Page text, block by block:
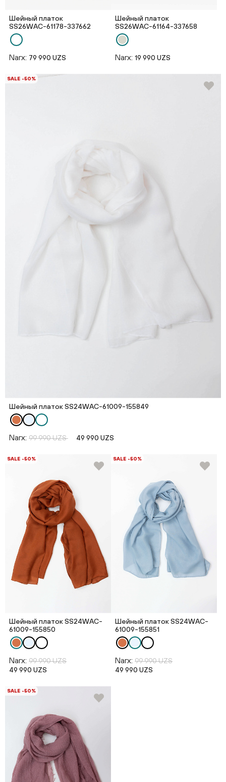
Шейный платок
SS26WAС-61178-337662
Narx: 79 990 UZS
Шейный платок
SS26WAС-61164-337658
Narx: 19 990 UZS
SALE -50%
Шейный платок SS24WAC-61009-155849
Narx: 99 990 UZS 49 990 UZS
SALE -50%
Шейный платок SS24WAC-
61009-155850
Narx: 99 990 UZS
49 990 UZS
SALE -50%
Шейный платок SS24WAC-
61009-155851
Narx: 99 990 UZS
49 990 UZS
SALE -50%